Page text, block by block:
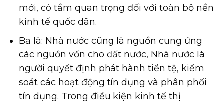
mới, có tầm quan trọng đối với toàn bộ nền
kinh tế quốc dân.
Ba là: Nhà nước cũng là nguồn cung ứng
các nguồn vốn cho đất nước, Nhà nước là
người quyết định phát hành tiền tệ, kiểm
soát các hoạt động tín dụng và phân phối
tín dụng. Trong điều kiện kinh tế thị